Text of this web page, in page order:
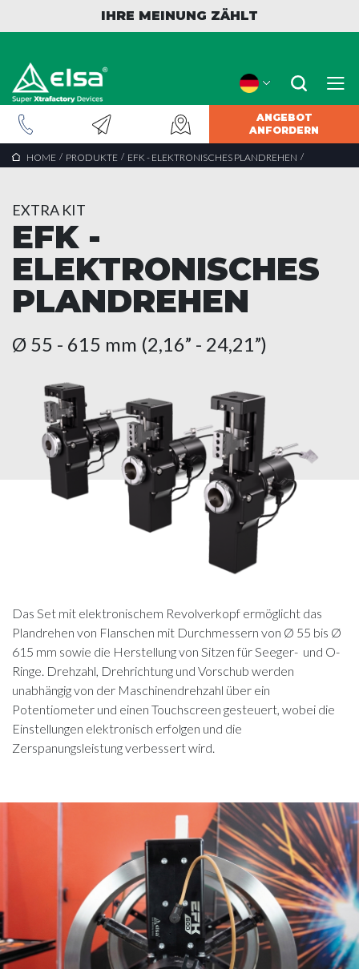
IHRE MEINUNG ZÄHLT
ANGEBOT
ANFORDERN
HOME / PRODUKTE / EFK - ELEKTRONISCHES PLANDREHEN /
EXTRA KIT
EFK -
ELEKTRONISCHES
PLANDREHEN
Ø 55 - 615 mm (2,16” - 24,21”)
Das Set mit elektronischem Revolverkopf ermöglicht das
Plandrehen von Flanschen mit Durchmessern von Ø 55 bis Ø
615 mm sowie die Herstellung von Sitzen für Seeger- und O-
Ringe. Drehzahl, Drehrichtung und Vorschub werden
unabhängig von der Maschinendrehzahl über ein
Potentiometer und einen Touchscreen gesteuert, wobei die
Einstellungen elektronisch erfolgen und die
Zerspanungsleistung verbessert wird.